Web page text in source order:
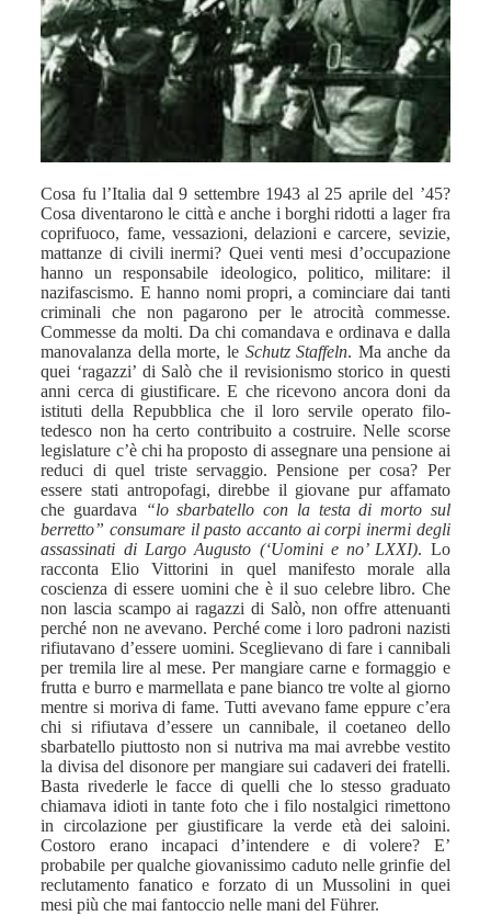
Cosa fu l’Italia dal 9 settembre 1943 al 25 aprile del ’45?
Cosa diventarono le città e anche i borghi ridotti a lager fra
coprifuoco, fame, vessazioni, delazioni e carcere, sevizie,
mattanze di civili inermi? Quei venti mesi d’occupazione
hanno un responsabile ideologico, politico, militare: il
nazifascismo. E hanno nomi propri, a cominciare dai tanti
criminali che non pagarono per le atrocità commesse.
Commesse da molti. Da chi comandava e ordinava e dalla
manovalanza della morte, le Schutz Staffeln. Ma anche da
quei ‘ragazzi’ di Salò che il revisionismo storico in questi
anni cerca di giustificare. E che ricevono ancora doni da
istituti della Repubblica che il loro servile operato filo-
tedesco non ha certo contribuito a costruire. Nelle scorse
legislature c’è chi ha proposto di assegnare una pensione ai
reduci di quel triste servaggio.Pensione per cosa? Per
essere stati antropofagi, direbbe il giovane pur affamato
che guardava
“lo sbarbatello con la testa di morto sul
berretto” consumare il pasto accanto ai corpi inermi degli
assassinati di Largo Augusto (‘Uomini e no’ LXXI). Lo
racconta Elio Vittorini in quel manifesto morale alla
coscienza di essere uomini che è il suo celebre libro. Che
non lascia scampo ai ragazzi di Salò, non offre attenuanti
perché non ne avevano. Perché come i loro padroni nazisti
rifiutavano d’essere uomini. Sceglievano di fare i cannibali
per tremila lire al mese. Per mangiare carne e formaggio e
frutta e burro e marmellata e pane bianco tre volte al giorno
mentre si moriva di fame. Tutti avevano fame eppure c’era
chi si rifiutava d’essere un cannibale, il coetaneo dello
sbarbatello piuttosto non si nutriva ma mai avrebbe vestito
la divisa del disonore per mangiare sui cadaveri dei fratelli.
Basta rivederle le facce di quelli che lo stesso graduato
chiamava idioti in tante foto che i filo nostalgici rimettono
in circolazione per giustificare la verde età dei saloini.
Costoro erano incapaci d’intendere e di volere? E’
probabile per qualche giovanissimo caduto nelle grinfie del
reclutamento fanatico e forzato di un Mussolini in quei
mesi più che mai fantoccio nelle mani del Führer.